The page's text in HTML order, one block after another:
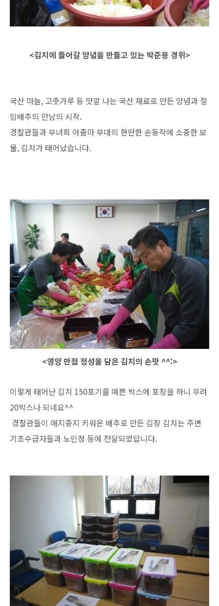
<김치에 들어갈 양념을 만들고 있는 박준용 경위>
국산 마늘, 고춧가루 등 맛깔 나는 국산 재료로 만든 양념과 절
임배추의 만남의 시작.
경찰관들과 부녀회 아줌마 부대의 현란한 손동작에 소중한 보
물, 김치가 태어났습니다.
<영양 만점 정성을 담은 김치의 손맛 ^^:>
이렇게 태어난 김치 150포기를 예쁜 박스에 포장을 하니 무려
20박스나 되네요^^
경찰관들이 애지중지 키워온 배추로 만든 김장 김치는 주변
기초수급자들과 노인정 등에 전달되었답니다.